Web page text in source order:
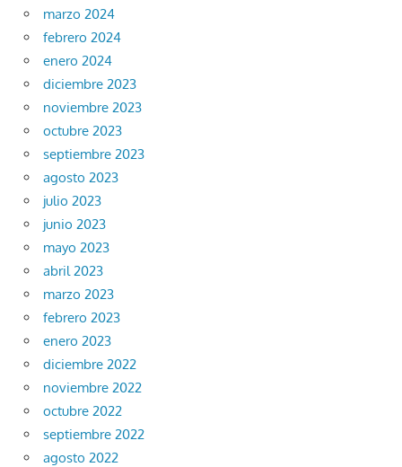
marzo 2024
febrero 2024
enero 2024
diciembre 2023
noviembre 2023
octubre 2023
septiembre 2023
agosto 2023
julio 2023
junio 2023
mayo 2023
abril 2023
marzo 2023
febrero 2023
enero 2023
diciembre 2022
noviembre 2022
octubre 2022
septiembre 2022
agosto 2022